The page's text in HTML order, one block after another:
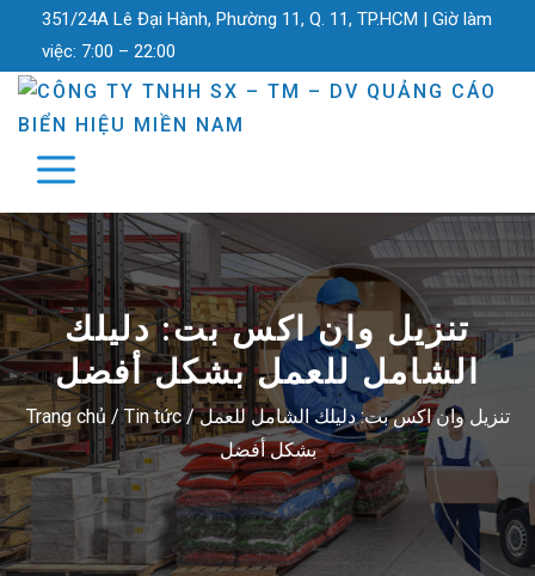
351/24A Lê Đại Hành, Phường 11, Q. 11, TP.HCM | Giờ làm
việc: 7:00 – 22:00
تنزيل وان اكس بت: دليلك
الشامل للعمل بشكل أفضل
Trang chủ /Tin tức/تنزيل وان اكس بت: دليلك الشامل للعمل
بشكل أفضل